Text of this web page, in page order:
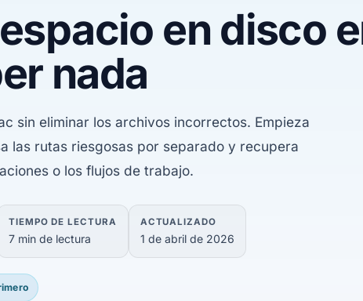
en disco
nada
sin eliminar los archivos incorrectos. Empieza
las rutas riesgosas por separado y recupera
o los flujos de trabajo.
TIEMPO DE LECTURA
7 min de lectura
ACTUALIZADO
1 de abril de 2026